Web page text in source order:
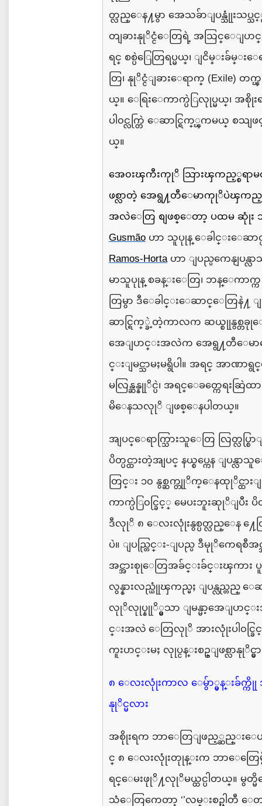
တ္လည္ေန႔မွာ အေသခ်ာျပန္သုုံးသပ္သ
တျခားနုုိင္ငံေတြရဲ့ အသြင္ေျပာ
ရင္ စစ္ပဲြေတြရပ္မယ္၊ ျငိမ္းခ်မ္းေရ
တြ၊ နုုိင္ငံျခားေရာက္ (Exile) တက္ၾ
ယ္။ ေရြးေကာက္ပဲြလုုပ္မယ္၊ အစိုုး
ပါ၀င္လက္ ေဆာင္ရြက္္ၾကမယ္ စသျ
ယ္။
အေ၀းၾကီးကုုိ သြားၾကည့္စရာ
ဖစ္လာတဲ့ အေရွ႔တီေမာကုုိပဲၾကည့္ပ
အလဲေတြ စျဖစ္ေတာ့ ပထမ ဆုုံး
Gusmão ဟာ သူပုုန္ ေခါင္းေဆာင္ပ
Ramos-Horta ဟာ ျပည္ပကေနျပန္လာ
မာသူပုုန္ စခန္းေတြ၊ ဘန္ေကာက္က
တြမွာ ဒီေခါင္းေဆာင္ေတြနဲ႔ ျ
ဆာင္ရြက္္ခဲ့တဲ့ကာလက ဆယ္စုုနွစ္တခုု
အေျပာင္းအလဲက အေရွ႔တီေမ
င္းျမင္သာမႈမရွိပါ။ အရင္ အာဏာရွ
မလြန္ဆန္နုုိင္ပဲ၊ အရင္ေခတ္ကေရးဆြဲထ
မိေနသလုုိ ျဖစ္ေနပါတယ္။
အျပင္ေရာက္သြားသူေတြ လြတ္လပ္စြ
ပိတ္ပင္ထားတဲ့အျပင္ နယ္စပ္ကေန ျပန္လာ
တြင္း ၁၀ နွစ္ဆက္တုုိက္ေနထုုိင္ထား
ကာက္ပဲြ၀င္ခြင့္ မေပးဘူးဆုုိျပီး ပိ
ဒီလုုိ ၈ ေလးလုုံးနွစ္ပတ္လည္ေန ႔ေ
ပဲ။ ျပည္တြင္း-ျပည္ပ ဒီမုုိကေရစီအင္
အင္အားစုုေတြအခ်င္းခ်င္းၾကား
လွန္နားလည္ယုုံၾကည္မႈ ျပန္လည္တည္
လုုိလုုပ္နုုိ္င္မွသာ ျမန္မာ့အေျပာ
င္းအလဲ ေတြလုုိ အားလုုံးပါ၀င္ခ
ကူးေျပာင္းမႈ လုုပ္ငန္းစဥ္ျဖစ္လာနုုိင္မွာ
၈ ေလးလုုံးကာလ ေမွ်ာ္မွန္းခ်က္ကိုု
နုုိင္မလား
အစိုုးရက ဘာေတြျဖည့္ဆည္း
င္ ၈ ေလးလုုံးတုုန္းက ဘာေတြေ
ရင္ေမးဖုုိ႔လုုိမယ္ထင္ပါတယ္။ မွတ္
သံေတြကေတာ့ ‘’လမ္းစဥ္ပါတီ ေ